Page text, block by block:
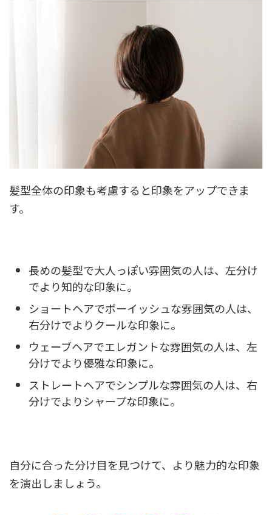
髪型全体の印象も考慮すると印象をアップできま
す。
長めの髪型で大人っぽい雰囲気の人は、左分け
でより知的な印象に。
ショートヘアでボーイッシュな雰囲気の人は、
右分けでよりクールな印象に。
ウェーブヘアでエレガントな雰囲気の人は、左
分けでより優雅な印象に。
ストレートヘアでシンプルな雰囲気の人は、右
分けでよりシャープな印象に。
自分に合った分け目を見つけて、より魅力的な印象
を演出しましょう。